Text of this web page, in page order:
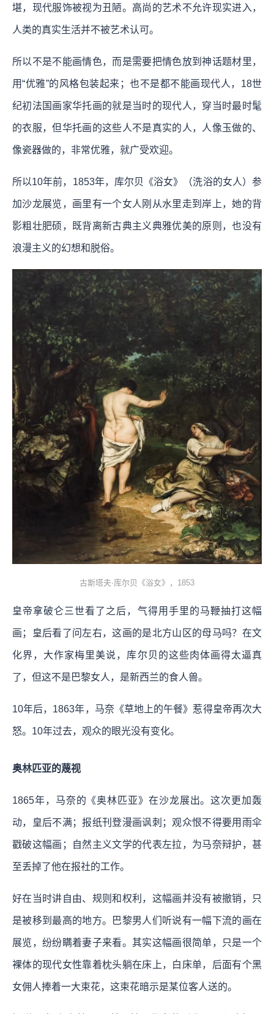
堪，现代服饰被视为丑陋。高尚的艺术不允许现实进入，
人类的真实生活并不被艺术认可。
所以不是不能画情色，而是需要把情色放到神话题材里，
用“优雅”的风格包装起来；也不是都不能画现代人，18世
纪初法国画家华托画的就是当时的现代人，穿当时最时髦
的衣服，但华托画的这些人不是真实的人，人像玉做的、
像瓷器做的，非常优雅，就广受欢迎。
所以10年前，1853年，库尔贝《浴女》（洗浴的女人）参
加沙龙展览，画里有一个女人刚从水里走到岸上，她的背
影粗壮肥硕，既背离新古典主义典雅优美的原则，也没有
浪漫主义的幻想和脱俗。
古斯塔夫·库尔贝《浴女》，1853
皇帝拿破仑三世看了之后，气得用手里的马鞭抽打这幅
画；皇后看了问左右，这画的是北方山区的母马吗？在文
化界，大作家梅里美说，库尔贝的这些肉体画得太逼真
了，但这不是巴黎女人，是新西兰的食人兽。
10年后，1863年，马奈《草地上的午餐》惹得皇帝再次大
怒。10年过去，观众的眼光没有变化。
奥林匹亚的蔑视
1865年，马奈的《奥林匹亚》在沙龙展出。这次更加轰
动，皇后不满；报纸刊登漫画讽刺；观众恨不得要用雨伞
戳破这幅画；自然主义文学的代表左拉，为马奈辩护，甚
至丢掉了他在报社的工作。
好在当时讲自由、规则和权利，这幅画并没有被撤销，只
是被移到最高的地方。巴黎男人们听说有一幅下流的画在
展览，纷纷瞒着妻子来看。其实这幅画很简单，只是一个
裸体的现代女性靠着枕头躺在床上，白床单，后面有个黑
女佣人捧着一大束花，这束花暗示是某位客人送的。